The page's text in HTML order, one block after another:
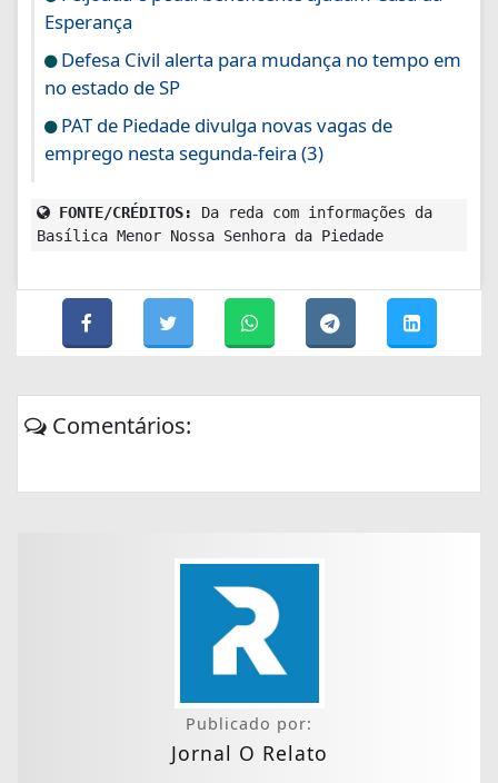
Esperança
Defesa Civil alerta para mudança no tempo em
no estado de SP
PAT de Piedade divulga novas vagas de
emprego nesta segunda-feira (3)
FONTE/CRÉDITOS:
Da reda com informações da
Basílica Menor Nossa Senhora da Piedade
Comentários:
Publicado por:
Jornal O Relato